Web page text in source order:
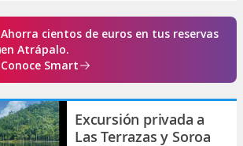
Ahorra cientos de euros en tus reservas
en Atrápalo.
Conoce Smart
Excursión privada a
Las Terrazas y Soroa